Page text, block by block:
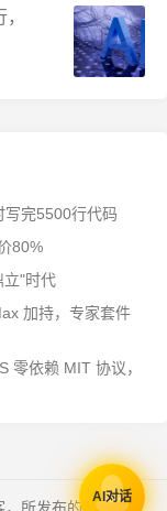
完5500行代码
80%
立"时代
加持，专家套件
零依赖 MIT 协议，
AI对话